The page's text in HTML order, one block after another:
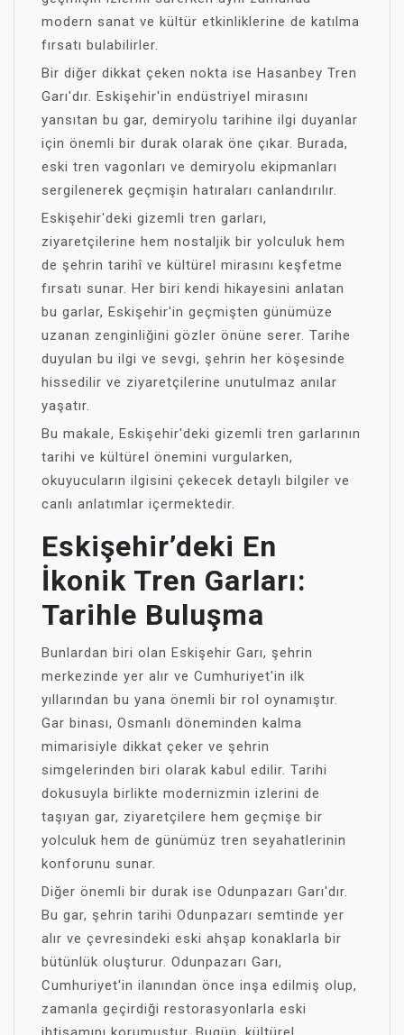
modern sanat ve kültür etkinliklerine de katılma
fırsatı bulabilirler.
Bir diğer dikkat çeken nokta ise Hasanbey Tren
Garı'dır. Eskişehir'in endüstriyel mirasını
yansıtan bu gar, demiryolu tarihine ilgi duyanlar
için önemli bir durak olarak öne çıkar. Burada,
eski tren vagonları ve demiryolu ekipmanları
sergilenerek geçmişin hatıraları canlandırılır.
Eskişehir'deki gizemli tren garları,
ziyaretçilerine hem nostaljik bir yolculuk hem
de şehrin tarihî ve kültürel mirasını keşfetme
fırsatı sunar. Her biri kendi hikayesini anlatan
bu garlar, Eskişehir'in geçmişten günümüze
uzanan zenginliğini gözler önüne serer. Tarihe
duyulan bu ilgi ve sevgi, şehrin her köşesinde
hissedilir ve ziyaretçilerine unutulmaz anılar
yaşatır.
Bu makale, Eskişehir'deki gizemli tren garlarının
tarihi ve kültürel önemini vurgularken,
okuyucuların ilgisini çekecek detaylı bilgiler ve
canlı anlatımlar içermektedir.
Eskişehir’deki En
İkonik Tren Garları:
Tarihle Buluşma
Bunlardan biri olan Eskişehir Garı, şehrin
merkezinde yer alır ve Cumhuriyet'in ilk
yıllarından bu yana önemli bir rol oynamıştır.
Gar binası, Osmanlı döneminden kalma
mimarisiyle dikkat çeker ve şehrin
simgelerinden biri olarak kabul edilir. Tarihi
dokusuyla birlikte modernizmin izlerini de
taşıyan gar, ziyaretçilere hem geçmişe bir
yolculuk hem de günümüz tren seyahatlerinin
konforunu sunar.
Diğer önemli bir durak ise Odunpazarı Garı'dır.
Bu gar, şehrin tarihi Odunpazarı semtinde yer
alır ve çevresindeki eski ahşap konaklarla bir
bütünlük oluşturur. Odunpazarı Garı,
Cumhuriyet'in ilanından önce inşa edilmiş olup,
zamanla geçirdiği restorasyonlarla eski